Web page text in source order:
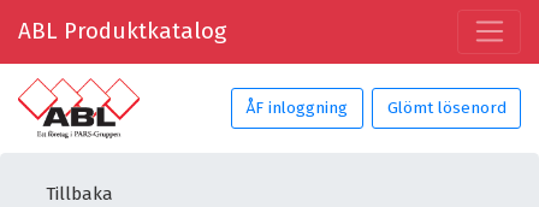
ABL Produktkatalog
ÅF inloggning Glömt lösenord
Tillbaka